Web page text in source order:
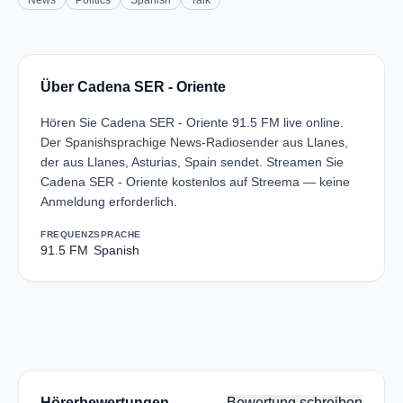
Über Cadena SER - Oriente
Hören Sie Cadena SER - Oriente 91.5 FM live online.
Der Spanishsprachige News-Radiosender aus Llanes,
der aus Llanes, Asturias, Spain sendet. Streamen Sie
Cadena SER - Oriente kostenlos auf Streema — keine
Anmeldung erforderlich.
FREQUENZ
91.5 FM
SPRACHE
Spanish